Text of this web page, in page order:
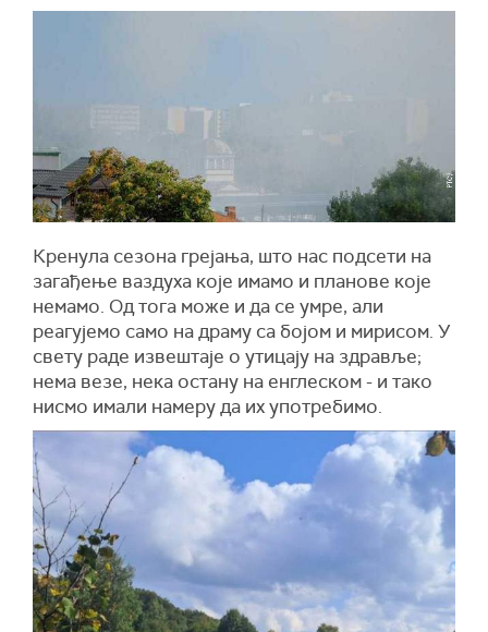
Кренула сезона грејања, што нас подсети на
загађење ваздуха које имамо и планове које
немамо. Од тога може и да се умре, али
реагујемо само на драму са бојом и мирисом. У
свету раде извештаје о утицају на здравље;
нема везе, нека остану на енглеском - и тако
нисмо имали намеру да их употребимо.